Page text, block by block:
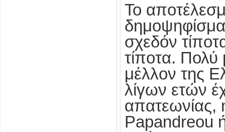
Το
σχεδόν
τίποτα. Πολύ
μέλλον της
λίγων ετών
Papandreou